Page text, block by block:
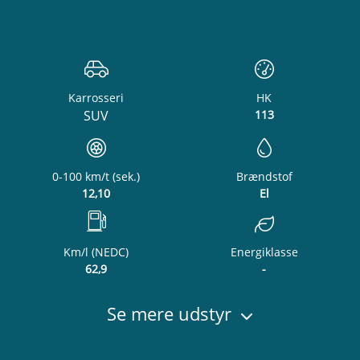
Karrosseri
SUV
HK
113
0-100 km/t (sek.)
12,10
Brændstof
El
Km/l (NEDC)
62,9
Energiklasse
-
Se mere udstyr